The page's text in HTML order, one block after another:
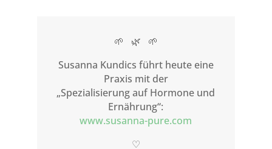
🌱 🌿 🌱
Susanna Kundics führt heute eine
Praxis mit der
„Spezialisierung auf Hormone und
Ernährung“:
www.susanna-pure.com
♡